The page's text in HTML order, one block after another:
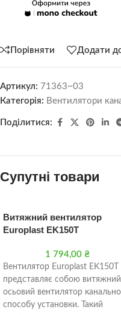
Порівняти Додати
Артикул: 71363~03
Категорія: Вентилятори
Поділитися:
Супутні товари
Витяжний вентилятор
Europlast EK150T
1 794,00 ₴
Вентилятор Europlast EK150T
представляє собою витяжний
осьовий вентилятор
способу установки. Такий